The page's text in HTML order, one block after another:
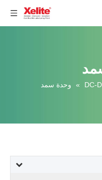
» وحدة سمد